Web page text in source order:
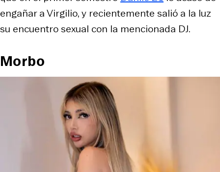
engañar a Virgilio, y recientemente salió a la luz
su encuentro sexual con la mencionada DJ.
Morbo